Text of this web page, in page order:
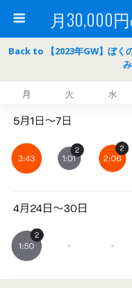
Back to 【2023年GW】ぼく